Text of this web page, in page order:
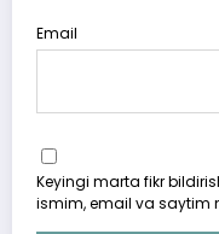
Email
Keyingi marta fikr
ismim, email va saytim